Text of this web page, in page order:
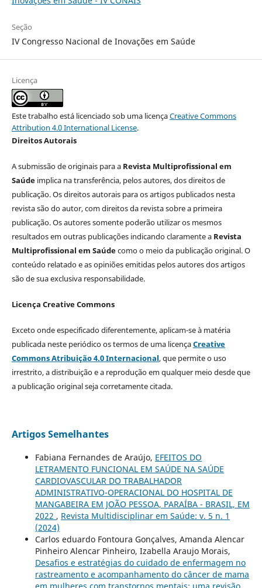
Seção
IV Congresso Nacional de Inovações em Saúde
Licença
Este trabalho está licenciado sob uma licençaCreative Commons
Attribution 4.0 International License.
Direitos Autorais
A submissão de originais para a Revista Multiprofissional em
Saúdeimplica na transferência, pelos autores, dos direitos de
publicação. Os direitos autorais para os artigos publicados nesta
revista são do autor, com direitos da revista sobre a primeira
publicação. Os autores somente poderão utilizar os mesmos
resultados em outras publicações indicando claramente a Revista
Multiprofissional em Saúdecomo o meio da publicação original. O
conteúdo relatado e as opiniões emitidas pelos autores dos artigos
são de sua exclusiva responsabilidade.
Licença Creative Commons
Exceto onde especificado diferentemente, aplicam-se à matéria
publicada neste periódico os termos de uma licençaCreative
Commons Atribuição 4.0 Internacional, que permite o uso
irrestrito, a distribuição e a reprodução em qualquer meio desde que
a publicação original seja corretamente citada.
Artigos Semelhantes
Fabiana Fernandes de Araújo, EFEITOS DO
LETRAMENTO FUNCIONAL EM SAÚDE NA SAÚDE
CARDIOVASCULAR DO TRABALHADOR
ADMINISTRATIVO-OPERACIONAL DO HOSPITAL DE
MANGABEIRA EM JOÃO PESSOA, PARAÍBA - BRASIL, EM
2022 , Revista Multidisciplinar em Saúde: v. 5 n. 1
(2024)
Carlos eduardo Fontoura Gonçalves, Amanda Alencar
Pinheiro Alencar Pinheiro, Izabella Araujo Morais,
Desafios e estratégias do cuidado de enfermagem no
rastreamento e acompanhamento do câncer de mama